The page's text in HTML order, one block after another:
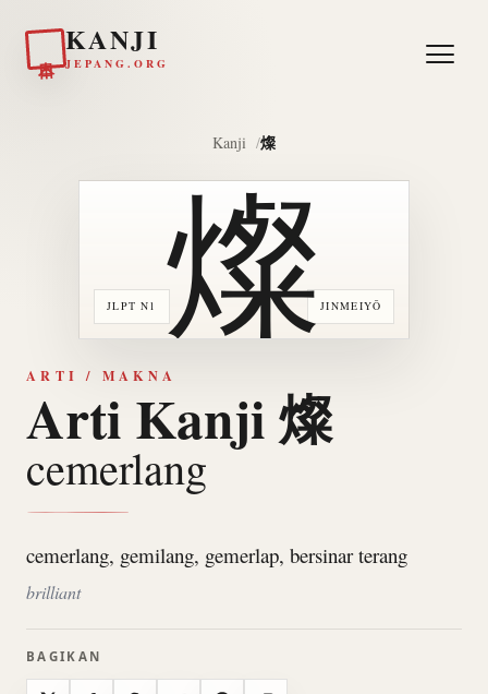
KANJI
JEPANG.ORG
Kanji 燦
JLPT N1 JINMEIYŌ
燦
ARTI / MAKNA
Arti Kanji 燦
cemerlang
cemerlang, gemilang, gemerlap, bersinar terang
brilliant
BAGIKAN